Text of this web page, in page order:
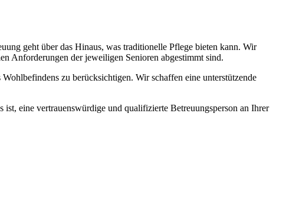
geht über das Hinaus, was traditionelle Pflege bieten kann. Wir
Anforderungen der jeweiligen Senioren abgestimmt sind.
zu berücksichtigen. Wir schaffen eine unterstützende
eine vertrauenswürdige und qualifizierte Betreuungsperson an Ihrer